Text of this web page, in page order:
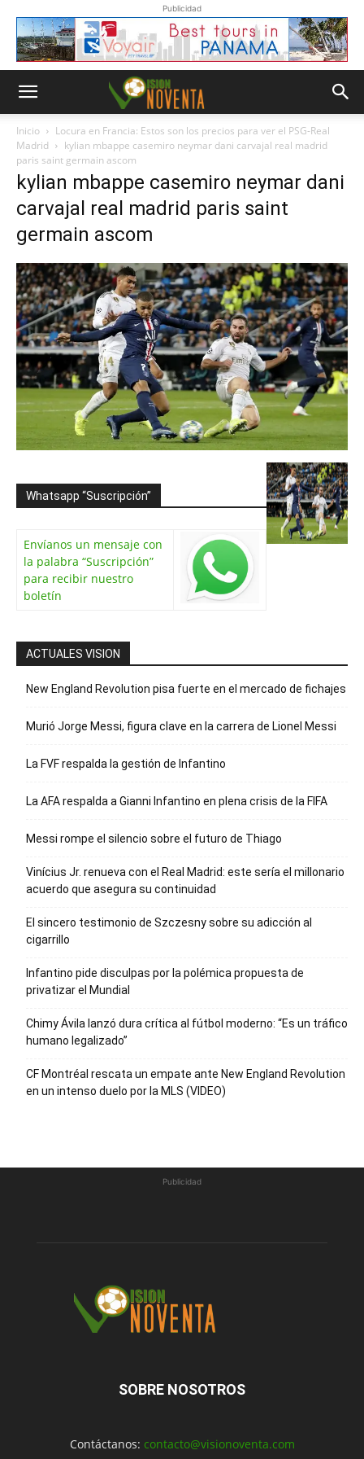
Publicidad
Inicio
Locura en Francia: Estos son los precios para ver el PSG-Real
Madrid
kylian mbappe casemiro neymar dani carvajal real madrid
paris saint germain ascom
kylian mbappe casemiro neymar dani
carvajal real madrid paris saint
germain ascom
Whatsapp “Suscripción”
Envíanos un mensaje con
la palabra “Suscripción”
para recibir nuestro
boletín
ACTUALES VISION
New England Revolution pisa fuerte en el mercado de fichajes
Murió Jorge Messi, figura clave en la carrera de Lionel Messi
La FVF respalda la gestión de Infantino
La AFA respalda a Gianni Infantino en plena crisis de la FIFA
Messi rompe el silencio sobre el futuro de Thiago
Vinícius Jr. renueva con el Real Madrid: este sería el millonario
acuerdo que asegura su continuidad
El sincero testimonio de Szczesny sobre su adicción al
cigarrillo
Infantino pide disculpas por la polémica propuesta de
privatizar el Mundial
Chimy Ávila lanzó dura crítica al fútbol moderno: “Es un tráfico
humano legalizado”
CF Montréal rescata un empate ante New England Revolution
en un intenso duelo por la MLS (VIDEO)
Publicidad
SOBRE NOSOTROS
Contáctanos: contacto@visionoventa.com